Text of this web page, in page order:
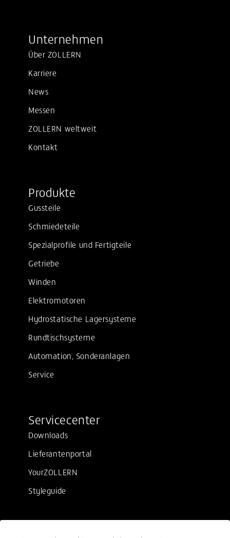
Unternehmen
Über ZOLLERN
Karriere
News
Messen
ZOLLERN weltweit
Kontakt
Produkte
Gussteile
Schmiedeteile
Spezialprofile und Fertigteile
Getriebe
Winden
Elektromotoren
Hydrostatische Lagersysteme
Rundtischsysteme
Automation, Sonderanlagen
Service
Servicecenter
Downloads
Lieferantenportal
YourZOLLERN
Styleguide